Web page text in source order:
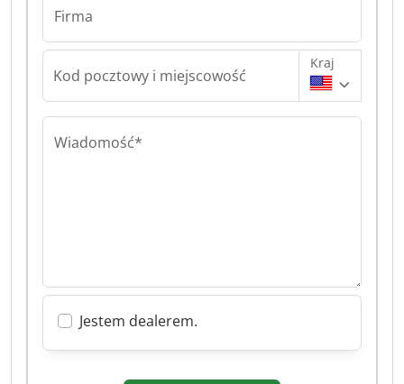
Firma
Kod pocztowy i miejscowość
Kraj
Wiadomość*
Jestem dealerem.